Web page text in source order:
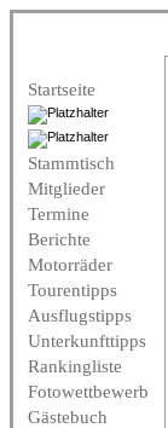
Startseite
Stammtisch
Mitglieder
Termine
Berichte
Motorräder
Tourentipps
Ausflugstipps
Unterkunfttipps
Rankingliste
Fotowettbewerb
Gästebuch